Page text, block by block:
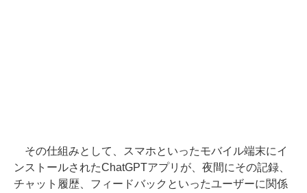
その仕組みとして、スマホといったモバイル端末にイ
ンストールされたChatGPTアプリが、夜間にその記録、
チャット履歴、フィードバックといったユーザーに関係